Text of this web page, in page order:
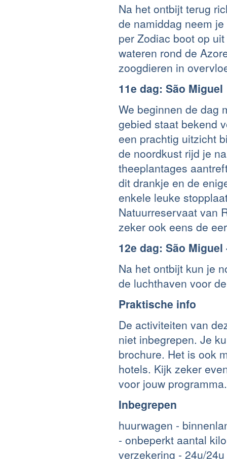
Na het ontbijt terug
de namiddag neem
per Zodiac boot op
wateren rond de
zoogdieren in
11e dag: São Miguel
We beginnen de dag
gebied staat bekend
een prachtig uitzicht
de noordkust rijd je
theeplantages
dit drankje en de
enkele leuke
Natuurreservaat van
zeker ook eens de
12e dag: São
Na het ontbijt kun je
de luchthaven voor
Praktische info
De activiteiten van
niet inbegrepen. Je
brochure. Het is ook
hotels. Kijk zeker
voor jouw programma.
Inbegrepen
huurwagen -
- onbeperkt aantal
verzekering - 24u/